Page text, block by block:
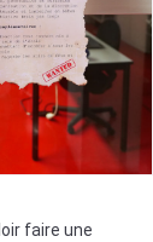
faire une